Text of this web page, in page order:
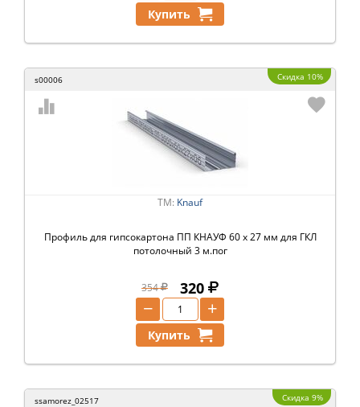
Купить
s00006 Скидка 10%
ТМ: Knauf
Профиль для гипсокартона ПП КНАУФ 60 х 27 мм для ГКЛ
потолочный 3 м.пог
354 320
+
−
Купить
ssamorez_02517 Скидка 9%